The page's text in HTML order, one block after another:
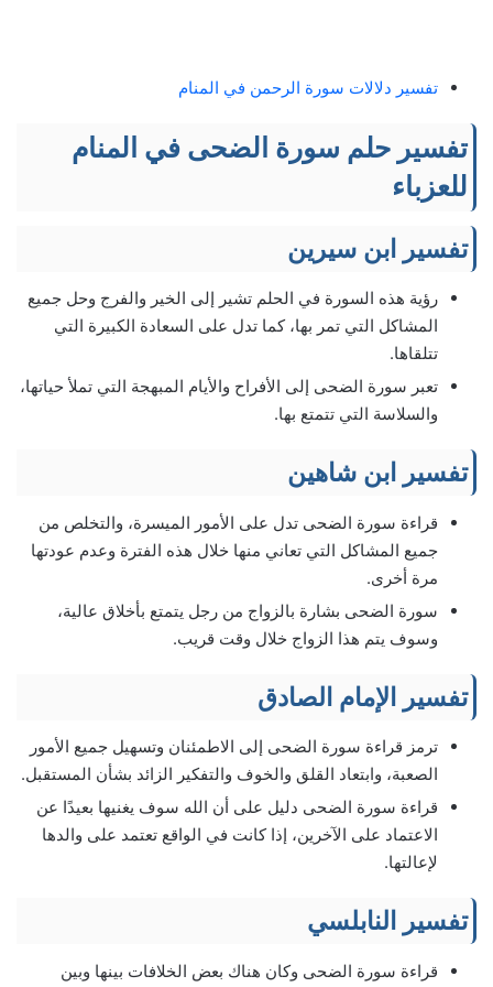
تفسير دلالات سورة الرحمن في المنام
تفسير حلم سورة الضحى في المنام
للعزباء
تفسير ابن سيرين
رؤية هذه السورة في الحلم تشير إلى الخير والفرج وحل جميع
المشاكل التي تمر بها، كما تدل على السعادة الكبيرة التي
تتلقاها.
تعبر سورة الضحى إلى الأفراح والأيام المبهجة التي تملأ حياتها،
والسلاسة التي تتمتع بها.
تفسير ابن شاهين
قراءة سورة الضحى تدل على الأمور الميسرة، والتخلص من
جميع المشاكل التي تعاني منها خلال هذه الفترة وعدم عودتها
مرة أخرى.
سورة الضحى بشارة بالزواج من رجل يتمتع بأخلاق عالية،
وسوف يتم هذا الزواج خلال وقت قريب.
تفسير الإمام الصادق
ترمز قراءة سورة الضحى إلى الاطمئنان وتسهيل جميع الأمور
الصعبة، وابتعاد القلق والخوف والتفكير الزائد بشأن المستقبل.
قراءة سورة الضحى دليل على أن الله سوف يغنيها بعيدًا عن
الاعتماد على الآخرين، إذا كانت في الواقع تعتمد على والدها
لإعالتها.
تفسير النابلسي
قراءة سورة الضحى وكان هناك بعض الخلافات بينها وبين